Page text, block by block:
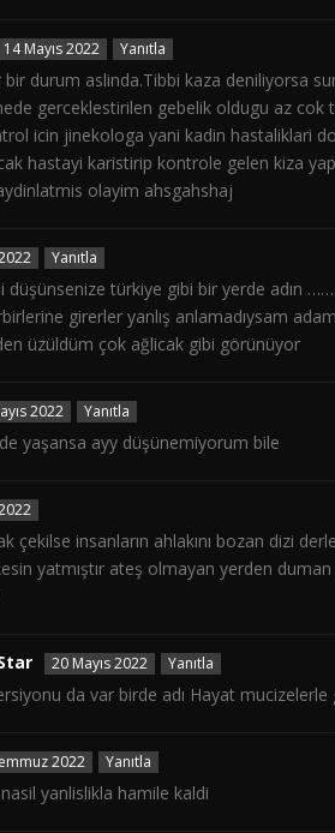
14 Mayıs 2022 Yanıtla
bir durum aslinda.Tibbi kaza deniliyorsa
gerceklestirilen gebelik oldugu az cok
icin jinekologa yani kadin hastaliklari
hastayi karistirip kontrole gelen kiza
olayim ahsgahshaj
Yanıtla
düşünsenize türkiye gibi bir yerde adın
girerler yanlış anlamadıysam
üzüldüm çok ağlicak gibi görünüyor
2022 Yanıtla
yaşansa ayy düşünemiyorum bile
çekilse insanların ahlakını bozan dizi
yatmıştır ateş olmayan yerden duman
20 Mayıs 2022 Yanıtla
da var birde adı Hayat mucizelerle
2022 Yanıtla
yanlislikla hamile kaldi